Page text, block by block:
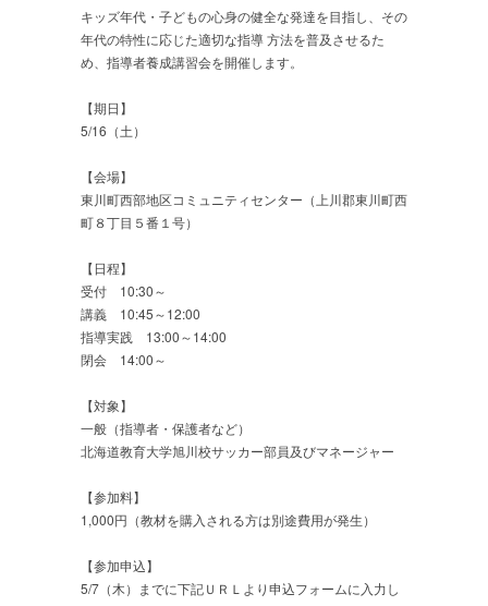
キッズ年代・子どもの心身の健全な発達を目指し、その
年代の特性に応じた適切な指導 方法を普及させるた
め、指導者養成講習会を開催します。
【期日】
5/16（土）
【会場】
東川町西部地区コミュニティセンター（上川郡東川町西
町８丁目５番１号）
【日程】
受付 10:30～
講義 10:45～12:00
指導実践 13:00～14:00
閉会 14:00～
【対象】
一般（指導者・保護者など）
北海道教育大学旭川校サッカー部員及びマネージャー
【参加料】
1,000円（教材を購入される方は別途費用が発生）
【参加申込】
5/7（木）までに下記ＵＲＬより申込フォームに入力し